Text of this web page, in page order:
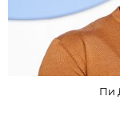
Пи